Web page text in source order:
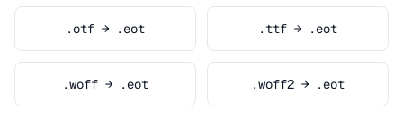
.otf → .eot .ttf → .eot
.woff → .eot .woff2 → .eot